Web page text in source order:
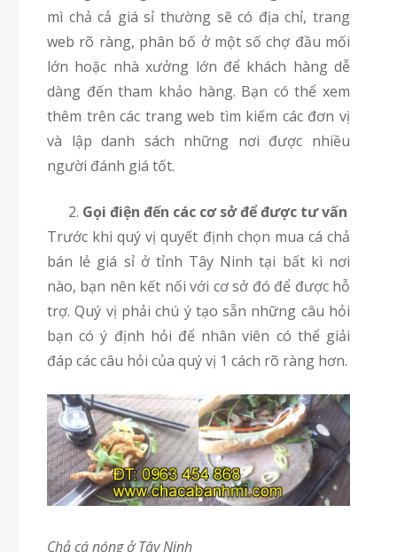
mì chả cả giá sỉ thường sẽ có địa chỉ, trang
web rõ ràng, phân bố ở một số chợ đầu mối
lớn hoặc nhà xưởng lớn để khách hàng dễ
dàng đến tham khảo hàng. Bạn có thể xem
thêm trên các trang web tìm kiếm các đơn vị
và lập danh sách những nơi được nhiều
người đánh giá tốt.
Gọi điện đến các cơ sở để được tư vấn
Trước khi quý vị quyết định chọn mua cá chả
bán lẻ giá sỉ ở tỉnh Tây Ninh tại bất kì nơi
nào, bạn nên kết nối với cơ sở đó để được hỗ
trợ. Quý vị phải chú ý tạo sẵn những câu hỏi
bạn có ý định hỏi để nhân viên có thể giải
đáp các câu hỏi của quý vị 1 cách rõ ràng hơn.
Chả cá nóng ở Tây Ninh